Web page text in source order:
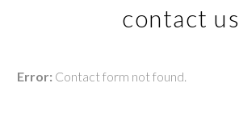
contact us
Error: Contact form not found.